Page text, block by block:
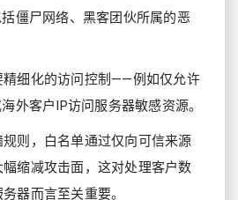
僵尸网络、黑客团伙所属的恶
精细化的访问控制——例如仅允许
外客户IP访问服务器敏感资源。
则，白名单通过仅向可信来源
缩减攻击面，这对处理客户数
器而言至关重要。